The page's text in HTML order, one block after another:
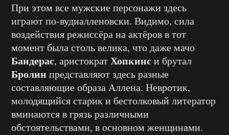
При этом все мужские персонажи здесь
играют по-вудиалленовски. Видимо, сила
воздействия режиссёра на актёров в тот
момент была столь велика, что даже мачо
Бандерас, аристократХопкинси брутал
Бролин представляют здесь разные
составляющие образа Аллена. Невротик,
молодящийся старик и бестолковый литератор
вминаются в грязь различными
обстоятельствами, в основном женщинами.